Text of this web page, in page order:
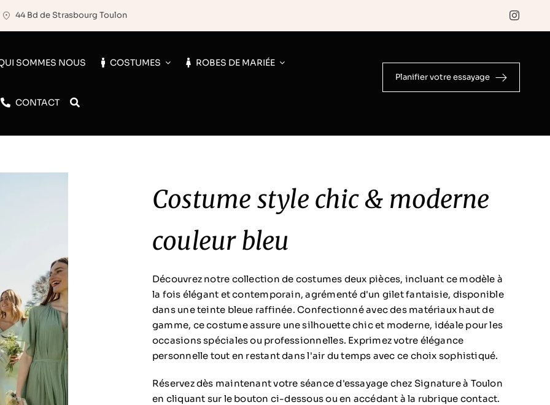
44 Bd de Strasbourg Toulon
SOMMES NOUS COSTUMES ROBES DE MARIÉE
CONTACT
Planifier votre essayage
Costume style chic & moderne
couleur bleu
Découvrez notre collection de costumes deux pièces, incluant ce modèle à
la fois élégant et contemporain, agrémenté d'un gilet fantaisie, disponible
dans une teinte bleue raffinée. Confectionné avec des matériaux haut de
gamme, ce costume assure une silhouette chic et moderne, idéale pour les
occasions spéciales ou professionnelles. Exprimez votre élégance
personnelle tout en restant dans l'air du temps avec ce choix sophistiqué.
Réservez dès maintenant votre séance d'essayage chez Signature à Toulon
en cliquant sur le bouton ci-dessous ou en accédant à la rubrique contact.